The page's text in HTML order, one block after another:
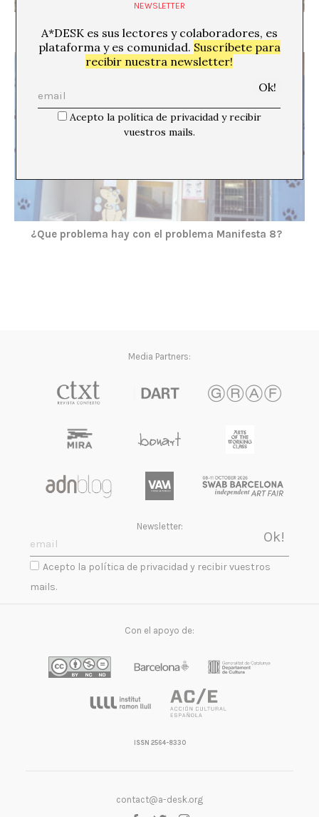
¿Que problema hay con el problema Manifesta 8?
Media Partners:
Newsletter:
Acepto la política de privacidad y recibir vuestros
mails.
Con el apoyo de:
ISSN 2564-8330
contact@a-desk.org
NEWSLETTER
A*DESK es sus lectores y colaboradores, es
plataforma y es comunidad. Suscríbete para
recibir nuestra newsletter!
Acepto la política de privacidad y recibir
vuestros mails.